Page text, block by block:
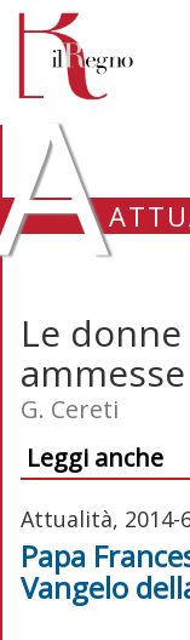
Le
G. Cereti
Leggi anche
Attualità, 2014-
Papa
Vangelo